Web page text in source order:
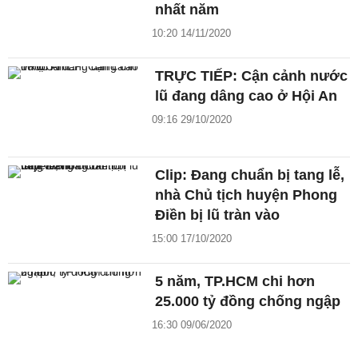
nhất năm
10:20 14/11/2020
TRỰC TIẾP: Cận cảnh nước
lũ đang dâng cao ở Hội An
09:16 29/10/2020
Clip: Đang chuẩn bị tang lễ,
nhà Chủ tịch huyện Phong
Điền bị lũ tràn vào
15:00 17/10/2020
5 năm, TP.HCM chi hơn
25.000 tỷ đồng chống ngập
16:30 09/06/2020